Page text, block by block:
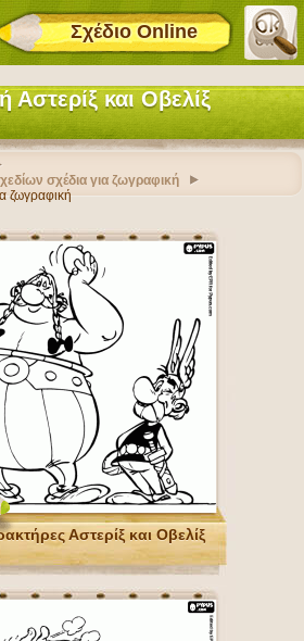
Σχέδιο Online
Αστερίξ και Οβελίξ
σχέδια για ζωγραφική
ζωγραφική
Αστερίξ και Οβελίξ